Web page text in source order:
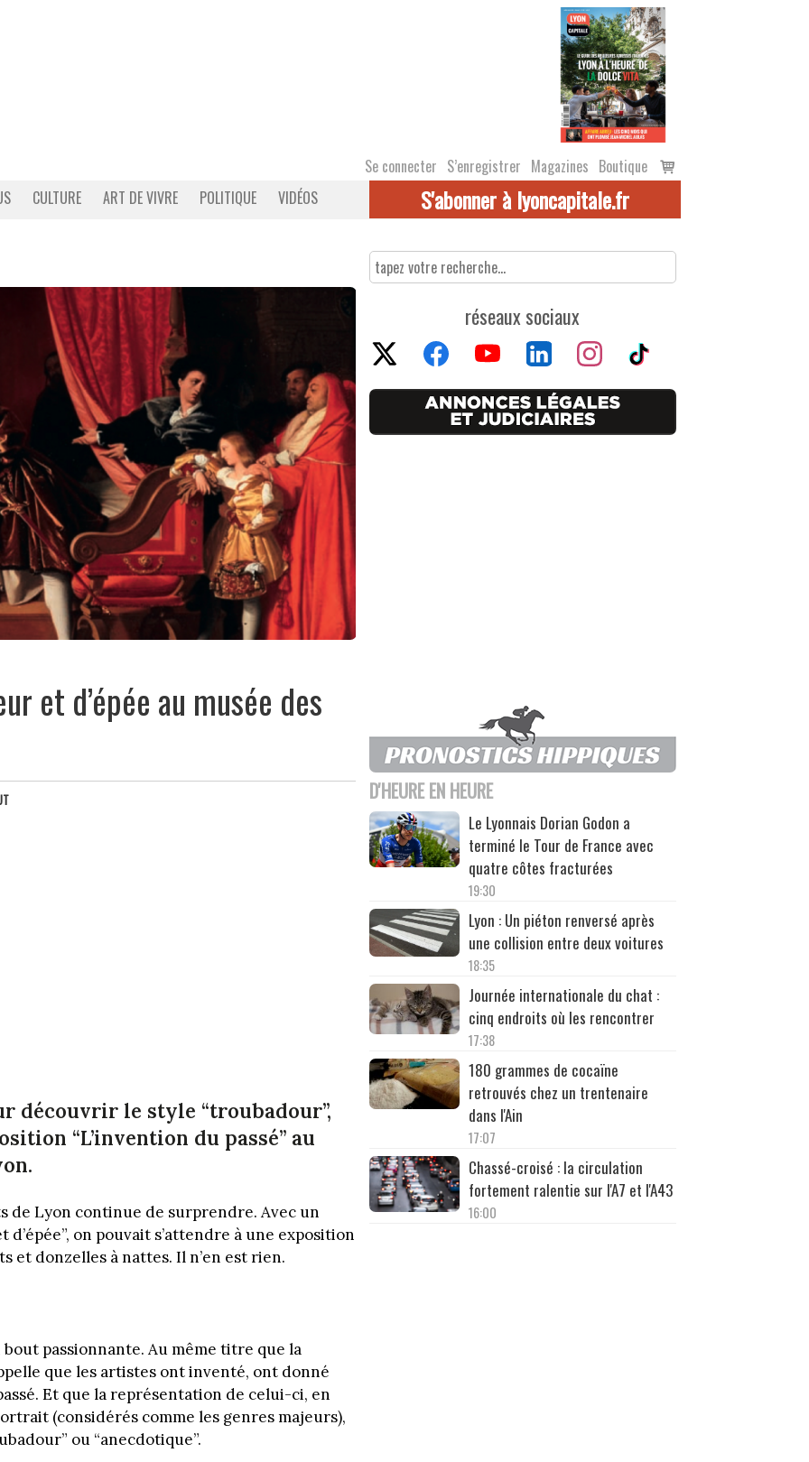
Se connecter S’enregistrer Magazines Boutique
Voir
le
CULTURE ART DE VIVRE POLITIQUE VIDÉOS S'abonner à lyoncapitale.fr
et d’épée au musée des
découvrir le style “troubadour”,
“L’invention du passé” au
de Lyon continue de surprendre. Avec un
on pouvait s’attendre à une exposition
et donzelles à nattes. Il n’en est rien.
bout passionnante. Au même titre que la
que les artistes ont inventé, ont donné
Et que la représentation de celui-ci, en
(considérés comme les genres majeurs),
ou “anecdotique”.
réseaux sociaux
D'HEURE EN HEURE
Le Lyonnais Dorian Godon a
terminé le Tour de France avec
quatre côtes fracturées
19:30
Lyon : Un piéton renversé après
une collision entre deux voitures
18:35
Journée internationale du chat :
cinq endroits où les rencontrer
17:38
180 grammes de cocaïne
retrouvés chez un trentenaire
dans l'Ain
17:07
Chassé-croisé : la circulation
fortement ralentie sur l'A7 et l'A43
16:00